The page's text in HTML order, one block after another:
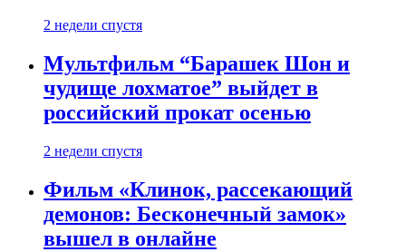
2 недели спустя
Мультфильм “Барашек Шон и
чудище лохматое” выйдет в
российский прокат осенью
2 недели спустя
Фильм «Клинок, рассекающий
демонов: Бесконечный замок»
вышел в онлайне